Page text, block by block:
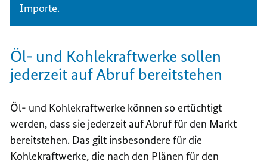
Importe.
Öl- und Kohlekraftwerke sollen
jederzeit auf Abruf bereitstehen
Öl- und Kohlekraftwerke können so ertüchtigt
werden, dass sie jederzeit auf Abruf für den Markt
bereitstehen. Das gilt insbesondere für die
Kohlekraftwerke, die nach den Plänen für den